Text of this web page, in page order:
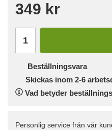
349 kr
Beställningsvara
Skickas inom 2-6
Vad betyder
Personlig service från vår